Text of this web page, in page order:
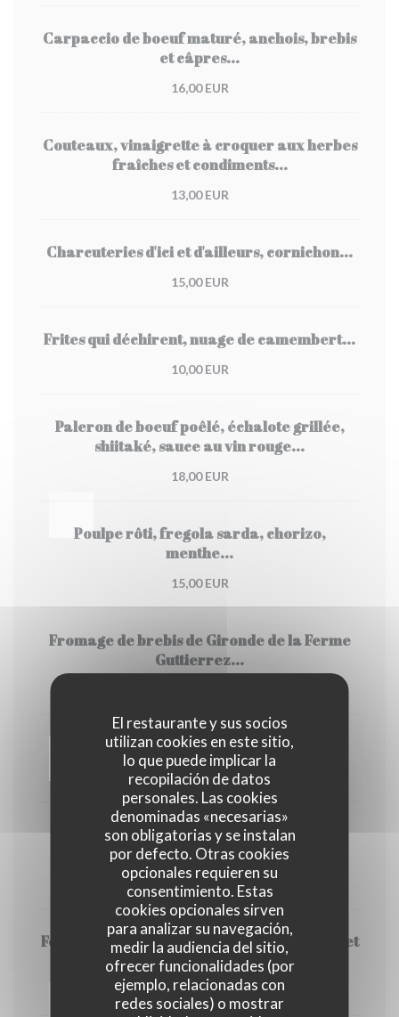
El restaurante y sus socios
utilizan cookies en este sitio,
lo que puede implicar la
recopilación de datos
personales. Las cookies
denominadas «necesarias»
son obligatorias y se instalan
por defecto. Otras cookies
opcionales requieren su
consentimiento. Estas
cookies opcionales sirven
para analizar su navegación,
medir la audiencia del sitio,
ofrecer funcionalidades (por
ejemplo, relacionadas con
redes sociales) o mostrar
Carpaccio de boeuf maturé, anchois, brebis
et câpres...
16,00 EUR
Couteaux, vinaigrette à croquer aux herbes
fraîches et condiments...
13,00 EUR
Charcuteries d'ici et d'ailleurs, cornichon...
15,00 EUR
Frites qui déchirent, nuage de camembert...
10,00 EUR
Paleron de boeuf poêlé, échalote grillée,
shiitaké, sauce au vin rouge...
18,00 EUR
Poulpe rôti, fregola sarda, chorizo,
menthe...
15,00 EUR
Fromage de brebis de Gironde de la Ferme
Guttierrez...
Crème brûlée à l'eau de fleur d'oranger...
9,00 EUR
Crémeux à l'huile d'olives, cru et cuit de
fraises, dacquoise pignons...
12,00 EUR
Fondant au chocolat noir, agrumes, crème et
gelée au café…
12,00 EUR